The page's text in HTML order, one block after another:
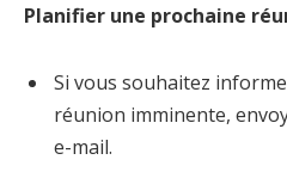
Planifier une prochaine
Si vous souhaitez
réunion imminente,
e-mail.